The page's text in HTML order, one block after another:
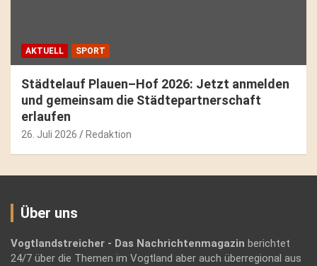
AKTUELL SPORT
Städtelauf Plauen–Hof 2026: Jetzt anmelden
und gemeinsam die Städtepartnerschaft
erlaufen
26. Juli 2026 Redaktion
Über uns
Vogtlandstreicher - Das Nachrichtenmagazin berichtet
24/7 über die Themen im Vogtland aber auch überregional aus